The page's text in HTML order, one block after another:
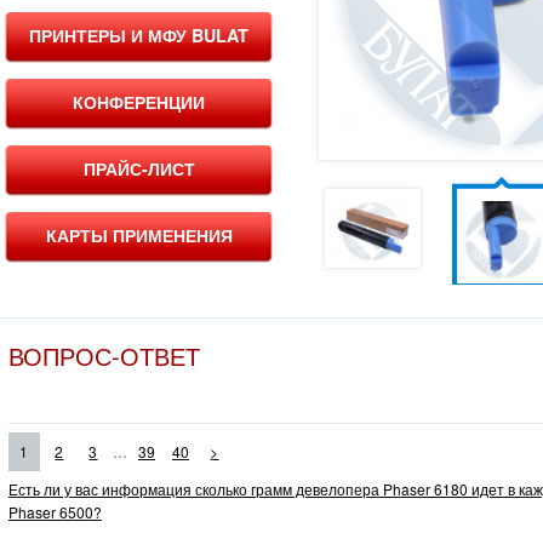
ПРИНТЕРЫ И МФУ BULAT
КОНФЕРЕНЦИИ
ПРАЙС-ЛИСТ
КАРТЫ ПРИМЕНЕНИЯ
ВОПРОС-ОТВЕТ
1 2 3 ... 39 40
>
Есть ли у вас информация сколько грамм девелопера Phaser 6180 идет в
Phaser 6500?